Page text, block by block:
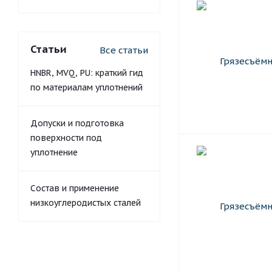
Статьи Все статьи
HNBR, MVQ, PU: краткий гид
по материалам уплотнений
Допуски и подготовка
поверхности под
уплотнение
Состав и применение
низкоуглеродистых сталей